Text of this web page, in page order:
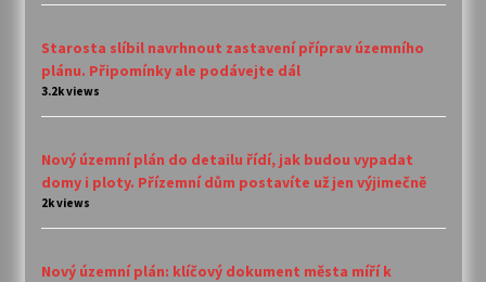
Starosta slíbil navrhnout zastavení příprav územního
plánu. Připomínky ale podávejte dál
3.2k views
Nový územní plán do detailu řídí, jak budou vypadat
domy i ploty. Přízemní dům postavíte už jen výjimečně
2k views
Nový územní plán: klíčový dokument města míří k